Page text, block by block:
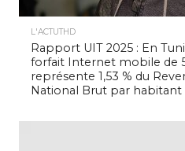
L'ACTUTHD
Rapport UIT 2025 : En
forfait Internet mobile de
représente 1,53 % du
National Brut par